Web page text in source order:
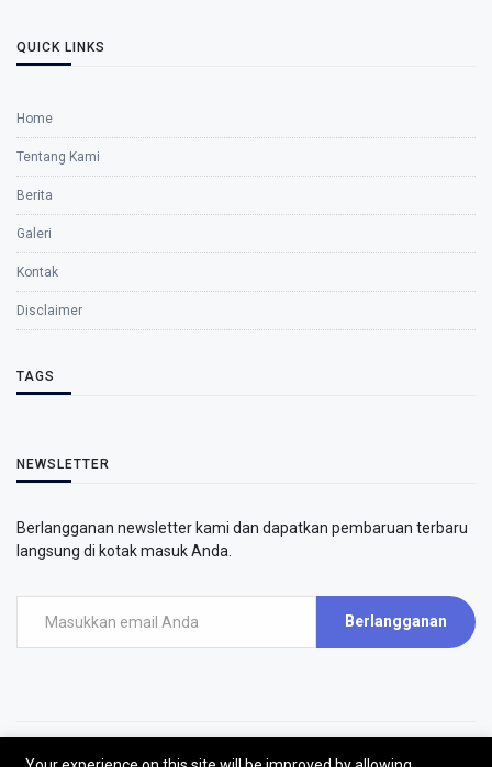
QUICK LINKS
Home
Tentang Kami
Berita
Galeri
Kontak
Disclaimer
TAGS
NEWSLETTER
Berlangganan newsletter kami dan dapatkan pembaruan terbaru
langsung di kotak masuk Anda.
Berlangganan